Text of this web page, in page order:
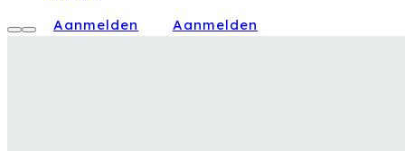
Aanmelden Aanmelden